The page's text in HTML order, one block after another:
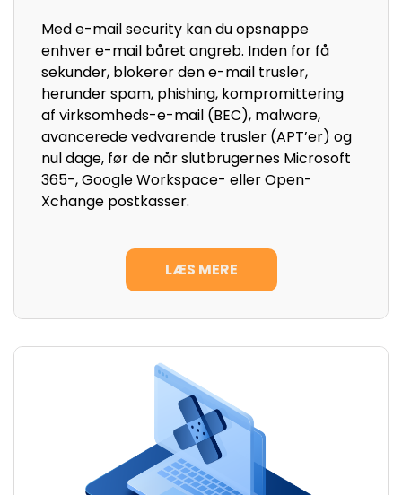
Med e-mail security kan du opsnappe
enhver e-mail båret angreb. Inden for få
sekunder, blokerer den e-mail trusler,
herunder spam, phishing, kompromittering
af virksomheds-e-mail (BEC), malware,
avancerede vedvarende trusler (APT’er) og
nul dage, før de når slutbrugernes Microsoft
365-, Google Workspace- eller Open-
Xchange postkasser.
LÆS MERE